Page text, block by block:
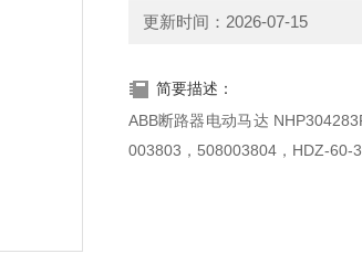
更新时间：2026-07-15
简要描述：
ABB断路器电动马达
003803，508003804，HDZ-60-